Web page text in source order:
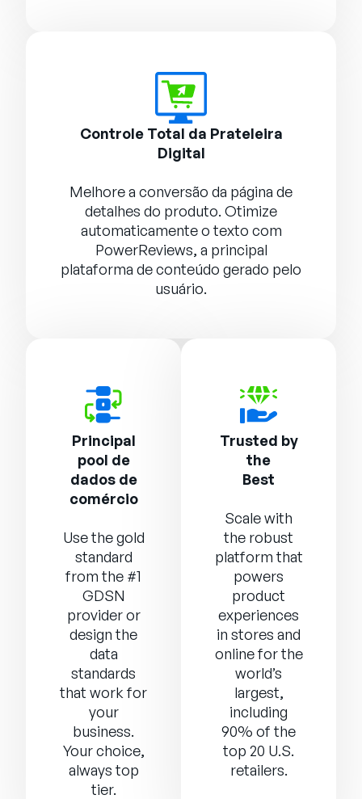
Controle Total da Prateleira
Digital
Melhore a conversão da página de
detalhes do produto. Otimize
automaticamente o texto com
PowerReviews, a principal
plataforma de conteúdo gerado pelo
usuário.
Principal
pool de
dados de
comércio
Use the gold
standard
from the #1
GDSN
provider or
design the
data
standards
that work for
your
business.
Your choice,
always top
tier.
Trusted by
the
Best
Scale with
the robust
platform that
powers
product
experiences
in stores and
online for the
world’s
largest,
including
90% of the
top 20 U.S.
retailers.